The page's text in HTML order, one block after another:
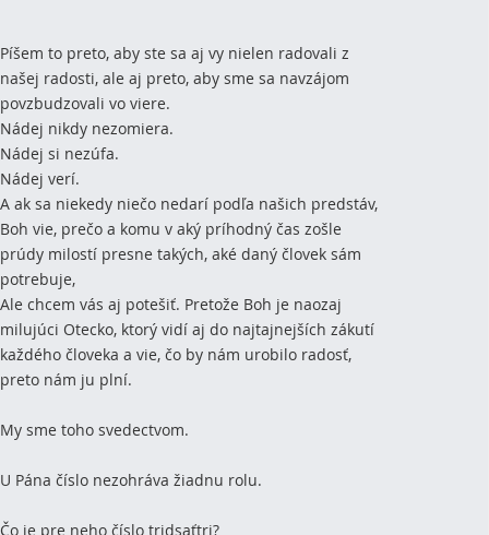
Píšem to preto, aby ste sa aj vy nielen radovali z
našej radosti, ale aj preto, aby sme sa navzájom
povzbudzovali vo viere.
Nádej nikdy nezomiera.
Nádej si nezúfa.
Nádej verí.
A ak sa niekedy niečo nedarí podľa našich predstáv,
Boh vie, prečo a komu v aký príhodný čas zošle
prúdy milostí presne takých, aké daný človek sám
potrebuje,
Ale chcem vás aj potešiť. Pretože Boh je naozaj
milujúci Otecko, ktorý vidí aj do najtajnejších zákutí
každého človeka a vie, čo by nám urobilo radosť,
preto nám ju plní.
My sme toho svedectvom.
U Pána číslo nezohráva žiadnu rolu.
Čo je pre neho číslo tridsaťtri?